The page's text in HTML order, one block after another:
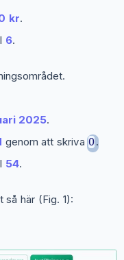
kr.
6.
2025.
genom att skrivaO.
54.
så här (Fig. 1):